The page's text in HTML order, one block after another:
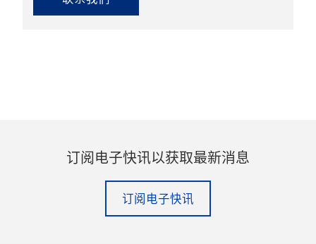
订阅电子快讯以获取最新消息
订阅电子快讯